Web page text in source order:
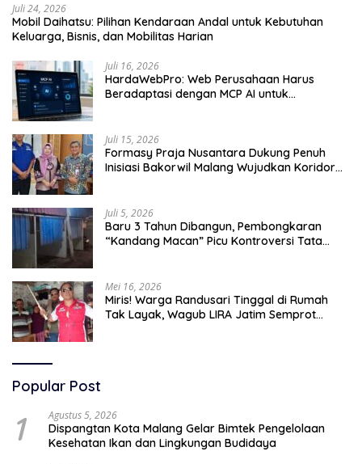
Juli 24, 2026
Mobil Daihatsu: Pilihan Kendaraan Andal untuk Kebutuhan
Keluarga, Bisnis, dan Mobilitas Harian
Juli 16, 2026
HardaWebPro: Web Perusahaan Harus
Beradaptasi dengan MCP AI untuk
Juli 15, 2026
Formasy Praja Nusantara Dukung Penuh
Inisiasi Bakorwil Malang Wujudkan Koridor
Juli 5, 2026
Baru 3 Tahun Dibangun, Pembongkaran
“Kandang Macan” Picu Kontroversi Tata
Mei 16, 2026
Miris! Warga Randusari Tinggal di Rumah
Tak Layak, Wagub LIRA Jatim Semprot
Popular Post
1 Agustus 5, 2026
Dispangtan Kota Malang Gelar Bimtek Pengelolaan
Kesehatan Ikan dan Lingkungan Budidaya